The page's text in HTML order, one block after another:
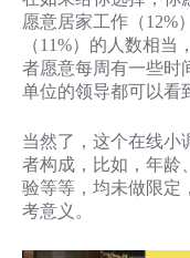
愿意居家工作（12%
（11%）的人数相
者愿意每周有一些时
单位的领导都可以看
当然了，这个在线小
者构成，比如，年龄
验等等，均未做限定
考意义。